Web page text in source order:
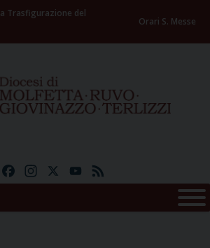
Trasfigurazione del
Orari S. Messe
FacebookInstagramYouTube